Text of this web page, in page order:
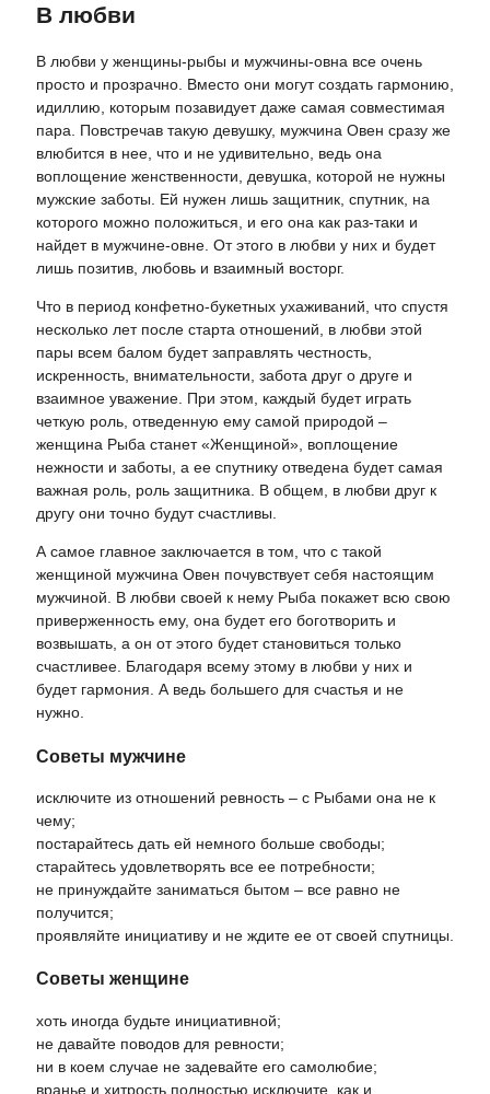
В любви
В любви у женщины-рыбы и мужчины-овна все очень
просто и прозрачно. Вместо они могут создать гармонию,
идиллию, которым позавидует даже самая совместимая
пара. Повстречав такую девушку, мужчина Овен сразу же
влюбится в нее, что и не удивительно, ведь она
воплощение женственности, девушка, которой не нужны
мужские заботы. Ей нужен лишь защитник, спутник, на
которого можно положиться, и его она как раз-таки и
найдет в мужчине-овне. От этого в любви у них и будет
лишь позитив, любовь и взаимный восторг.
Что в период конфетно-букетных ухаживаний, что спустя
несколько лет после старта отношений, в любви этой
пары всем балом будет заправлять честность,
искренность, внимательности, забота друг о друге и
взаимное уважение. При этом, каждый будет играть
четкую роль, отведенную ему самой природой –
женщина Рыба станет «Женщиной», воплощение
нежности и заботы, а ее спутнику отведена будет самая
важная роль, роль защитника. В общем, в любви друг к
другу они точно будут счастливы.
А самое главное заключается в том, что с такой
женщиной мужчина Овен почувствует себя настоящим
мужчиной. В любви своей к нему Рыба покажет всю свою
приверженность ему, она будет его боготворить и
возвышать, а он от этого будет становиться только
счастливее. Благодаря всему этому в любви у них и
будет гармония. А ведь большего для счастья и не
нужно.
Советы мужчине
исключите из отношений ревность – с Рыбами она не к
чему;
постарайтесь дать ей немного больше свободы;
старайтесь удовлетворять все ее потребности;
не принуждайте заниматься бытом – все равно не
получится;
проявляйте инициативу и не ждите ее от своей спутницы.
Советы женщине
хоть иногда будьте инициативной;
не давайте поводов для ревности;
ни в коем случае не задевайте его самолюбие;
вранье и хитрость полностью исключите, как и